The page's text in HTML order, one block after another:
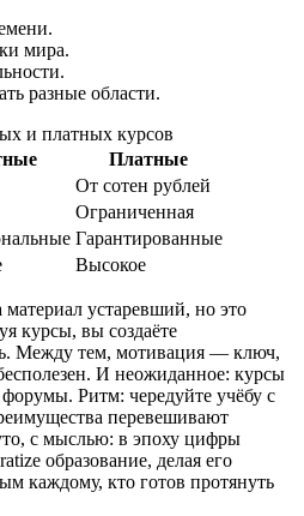
мира.
разные области.
и платных курсов
Платные
От сотен рублей
Ограниченная
Гарантированные
Высокое
устаревший, но это
курсы, вы создаёте
Между тем, мотивация — ключ,
И неожиданное: курсы
Ритм: чередуйте учёбу с
перевешивают
с мыслью: в эпоху цифры
образование, делая его
каждому, кто готов протянуть